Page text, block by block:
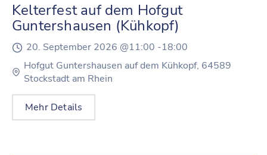
Kelterfest auf dem Hofgut
Guntershausen (Kühkopf)
20. September 2026 @11:00 -18:00
Hofgut Guntershausen auf dem Kühkopf, 64589
Stockstadt am Rhein
Mehr Details